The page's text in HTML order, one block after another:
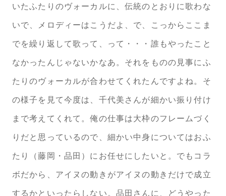
いたふたりのヴォーカルに、伝統のとおりに歌わな
いで、メロディーはこうだよ、で、こっからここま
でを繰り返して歌って、って・・・誰もやったこと
なかったんじゃないかなあ。それをものの見事にふ
たりのヴォーカルが合わせてくれたんですよね。そ
の様子を見て今度は、千代美さんが細かい振り付け
まで考えてくれて。俺の仕事は大枠のフレームづく
りだと思っているので、細かい中身についてはおふ
たり（藤岡・品田）にお任せにしたいと。でもコラ
ボだから、アイヌの動きがアイヌの動きだけで成立
するかといったらしない。品田さんに、どうやった